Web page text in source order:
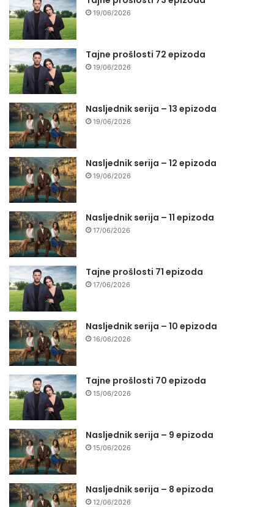
19/06/2026
Tajne prošlosti 72 epizoda
19/06/2026
Nasljednik serija – 13 epizoda
19/06/2026
Nasljednik serija – 12 epizoda
19/06/2026
Nasljednik serija – 11 epizoda
17/06/2026
Tajne prošlosti 71 epizoda
17/06/2026
Nasljednik serija – 10 epizoda
16/06/2026
Tajne prošlosti 70 epizoda
15/06/2026
Nasljednik serija – 9 epizoda
15/06/2026
Nasljednik serija – 8 epizoda
12/06/2026